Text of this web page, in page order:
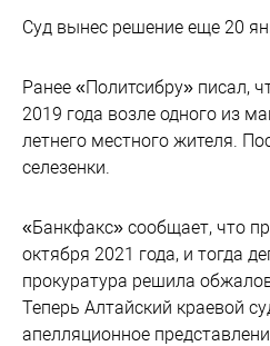
Суд вынес решение еще 20
Ранее «Политсибру» писал,
2019 года возле одного из
летнего местного жителя.
селезенки.
«Банкфакс» сообщает, что
октября 2021 года, и тогда
прокуратура решила
Теперь Алтайский краевой
апелляционное